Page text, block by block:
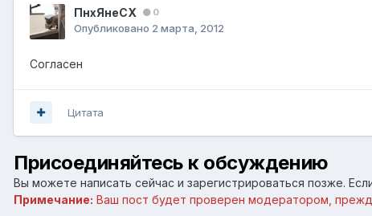
ПнхЯнеСХ 0
Опубликовано 2 марта, 2012
Согласен
Цитата
Присоединяйтесь к обсуждению
Вы можете написать сейчас и зарегистрироваться позже.
Примечание: Ваш пост будет проверен модератором,